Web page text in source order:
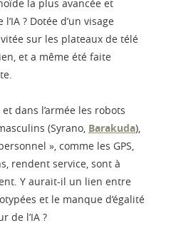
la plus avancée et
? Dotée d’un visage
sur les plateaux de télé
et a même été faite
dans l’armée les robots
(Syrano, Barakuda),
», comme les GPS,
rendent service, sont à
Y aurait-il un lien entre
et le manque d’égalité
de l’IA ?